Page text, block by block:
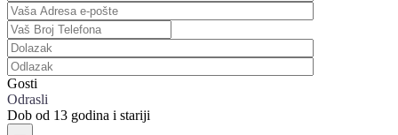
Gosti
Odrasli
Dob od 13 godina i stariji